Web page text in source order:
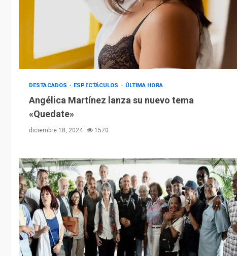
DESTACADOS ESPECTÁCULOS ÚLTIMA HORA
Angélica Martínez lanza su nuevo tema
«Quedate»
diciembre 18, 2024 1570